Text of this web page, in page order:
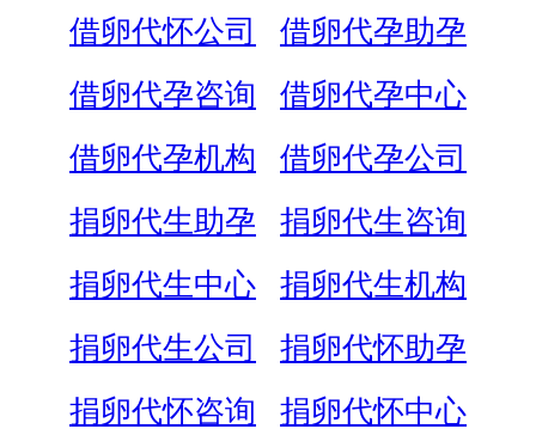
借卵代怀公司
借卵代孕助孕
借卵代孕咨询
借卵代孕中心
借卵代孕机构
借卵代孕公司
捐卵代生助孕
捐卵代生咨询
捐卵代生中心
捐卵代生机构
捐卵代生公司
捐卵代怀助孕
捐卵代怀咨询
捐卵代怀中心